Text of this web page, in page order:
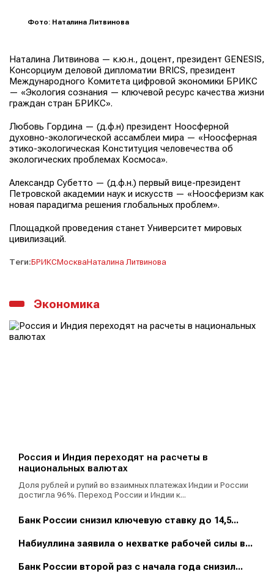
Фото: Наталина Литвинова
Наталина Литвинова — к.ю.н., доцент, президент GENESIS,
Консорциум деловой дипломатии BRICS, президент
Международного Комитета цифровой экономики БРИКС
— «Экология сознания — ключевой ресурс качества жизни
граждан стран БРИКС».
Любовь Гордина — (д.ф.н) президент Ноосферной
духовно-экологической ассамблеи мира — «Ноосферная
этико-экологическая Конституция человечества об
экологических проблемах Космоса».
Александр Субетто — (д.ф.н.) первый вице-президент
Петровской академии наук и искусств — «Ноосферизм как
новая парадигма решения глобальных проблем».
Площадкой проведения станет Университет мировых
цивилизаций.
Теги:БРИКСМоскваНаталина Литвинова
Экономика
Россия и Индия переходят на расчеты в
национальных валютах
Доля рублей и рупий во взаимных платежах Индии и России
достигла 96%. Переход России и Индии к...
Банк России снизил ключевую ставку до 14,5...
Набиуллина заявила о нехватке рабочей силы в...
Банк России второй раз с начала года снизил...